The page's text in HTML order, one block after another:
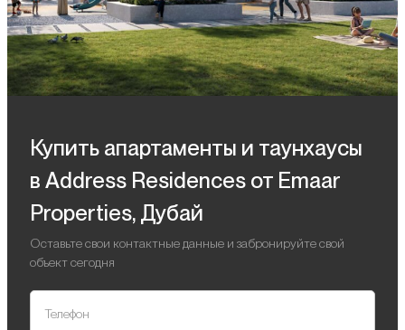
Купить апартаменты и таунхаусы
в Address Residences от Emaar
Properties, Дубай
Оставьте свои контактные данные и забронируйте свой
объект сегодня
Телефон